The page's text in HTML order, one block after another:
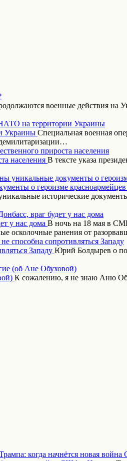
военные действия на
на территории Украины
Специальная военная
прироста населения
В тексте указа
уникальные документы о
исторические
враг будет у нас дома
В ночь на 18 мая в
осколочные ранения от
способна сопротивляться Западу
Юрий Болдырев о
(об Ане Обуховой)
К сожалению, я не знаю Аню
когда начнётся новая